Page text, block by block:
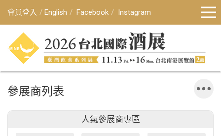
會員登入 English Facebook Instagram
參展商列表
人氣參展商專區